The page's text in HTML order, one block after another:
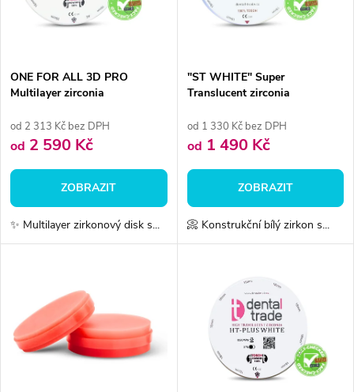
n
p
r
o
d
u
t
ů
s
p
r
o
d
t
ONE FOR ALL 3D PRO
Multilayer zirconia
od 2 313 Kč bez DPH
od 2 590 Kč
ZOBRAZIT
✨ Multilayer zirkonový disk s...
"ST WHITE" Super
Translucent zirconia
od 1 330 Kč bez DPH
od 1 490 Kč
ZOBRAZIT
📀 Konstrukční bílý zirkon s...